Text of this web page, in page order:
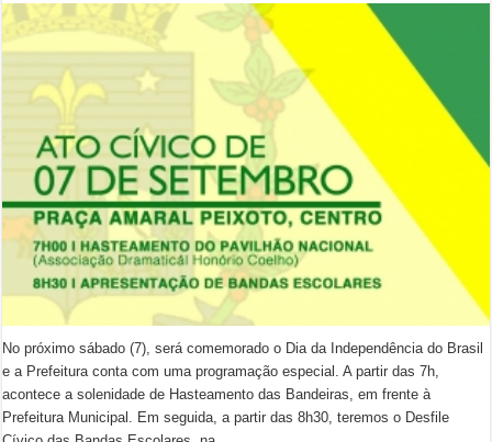
No próximo sábado (7), será comemorado o Dia da Independência do Brasil
e a Prefeitura conta com uma programação especial. A partir das 7h,
acontece a solenidade de Hasteamento das Bandeiras, em frente à
Prefeitura Municipal. Em seguida, a partir das 8h30, teremos o Desfile